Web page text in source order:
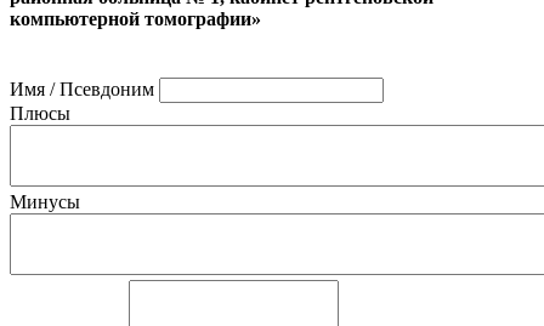
компьютерной томографии»
Имя / Псевдоним
Плюсы
Минусы